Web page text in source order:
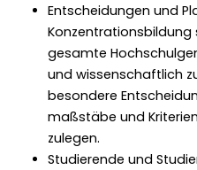
Entschei­dun­gen und
gesamte
und wis­senschaftlich
beson­dere
maßstäbe und
zule­gen.
Studierende und